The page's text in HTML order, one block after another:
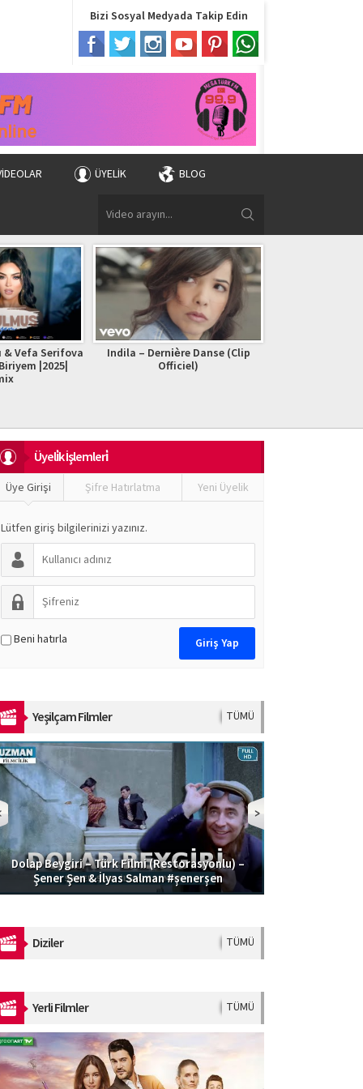
Bizi Sosyal Medyada Takip Edin
ÜYELIK BLOG
& Vefa Serifova
|2025|
Indila – Dernière Danse (Clip
Officiel)
Üyeli̇k İşlemleri̇
Üye Girişi Şifre Hatırlatma Yeni Üyelik
Lütfen giriş bilgilerinizi yazınız.
Beni hatırla
Yeşilçam Filmler TÜMÜ
Dolap Beygiri – Türk Filmi (Restorasyonlu) –
Şener Şen & İlyas Salman #şenerşen
Diziler TÜMÜ
Yerli Filmler TÜMÜ